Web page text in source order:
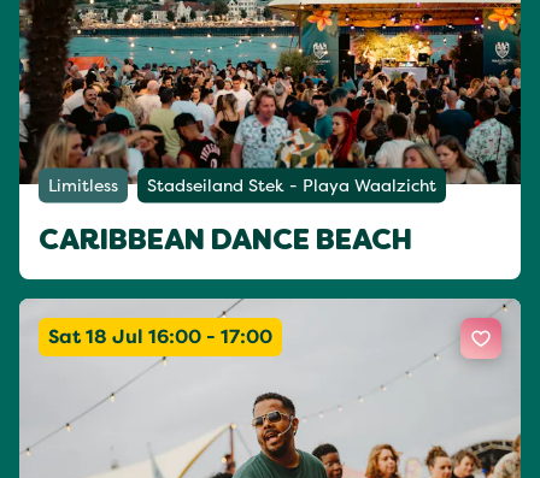
Limitless Stadseiland Stek - Playa Waalzicht
CARIBBEAN DANCE BEACH
Sat 18 Jul 16:00 - 17:00